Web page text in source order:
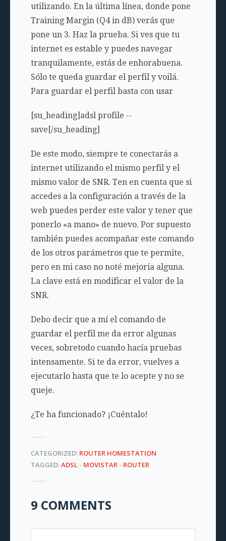
utilizando. En la última línea, donde pone
Training Margin (Q4 in dB) verás que
pone un 3. Haz la prueba. Si ves que tu
internet es estable y puedes navegar
tranquilamente, estás de enhorabuena.
Sólo te queda guardar el perfil y voilá.
Para guardar el perfil basta con usar
[su_heading]adsl profile --
save[/su_heading]
De este modo, siempre te conectarás a
internet utilizando el mismo perfil y el
mismo valor de SNR. Ten en cuenta que si
accedes a la configuración a través de la
web puedes perder este valor y tener que
ponerlo «a mano» de nuevo. Por supuesto
también puedes acompañar este comando
de los otros parámetros que te permite,
pero en mi caso no noté mejoría alguna.
La clave está en modificar el valor de la
SNR.
Debo decir que a mí el comando de
guardar el perfil me da error algunas
veces, sobretodo cuando hacía pruebas
intensamente. Si te da error, vuelves a
ejecutarlo hasta que te lo acepte y no se
queje.
¿Te ha funcionado? ¡Cuéntalo!
CATEGORIZED: ROUTER HOMESTATION
TAGGED:ADSL- MOVISTAR- ROUTER
9 COMMENTS